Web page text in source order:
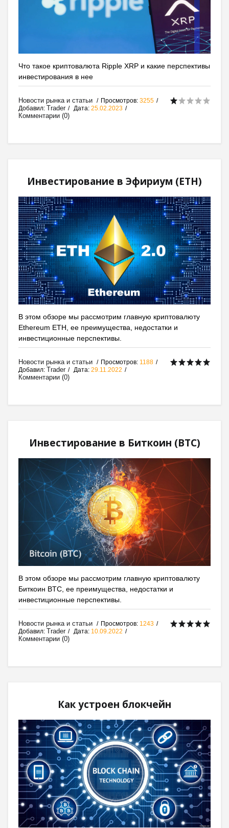
Что такое криптовалюта Ripple XRP и какие перспективы
инвестирования в нее
Новости рынка и статьи Просмотров: 3255
Добавил: Trader Дата: 25.02.2023
Комментарии (0)
Инвестирование в Эфириум (ETH)
В этом обзоре мы рассмотрим главную криптовалюту
Ethereum ETH, ее преимущества, недостатки и
инвестиционные перспективы.
Новости рынка и статьи Просмотров: 1188
Добавил: Trader Дата: 29.11.2022
Комментарии (0)
Инвестирование в Биткоин (BTC)
В этом обзоре мы рассмотрим главную криптовалюту
Биткоин BTC, ее преимущества, недостатки и
инвестиционные перспективы.
Новости рынка и статьи Просмотров: 1243
Добавил: Trader Дата: 10.09.2022
Комментарии (0)
Как устроен блокчейн